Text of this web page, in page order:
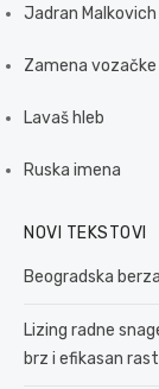
Jadran
Zamena
Lavaš hleb
Ruska imena
NOVI TEKSTOVI
Beogradska
Lizing radne
brz i efikasan rast